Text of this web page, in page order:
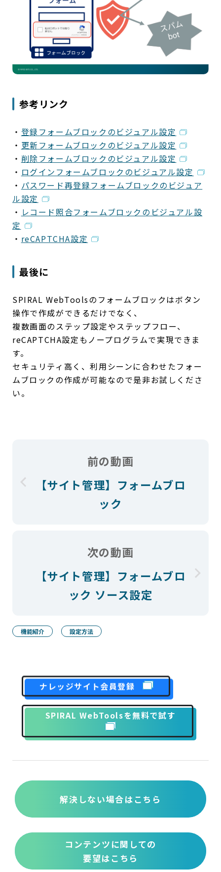
参考リンク
・ 登録フォームブロックのビジュアル設定
・ 更新フォームブロックのビジュアル設定
・ 削除フォームブロックのビジュアル設定
・ ログインフォームブロックのビジュアル設定
・ パスワード再登録フォームブロックのビジュア
ル設定
・ レコード照合フォームブロックのビジュアル設
定
・ reCAPTCHA設定
最後に
SPIRAL WebToolsのフォームブロックはボタン
操作で作成ができるだけでなく、
複数画面のステップ設定やステップフロー、
reCAPTCHA設定もノープログラムで実現できま
す。
セキュリティ高く、利用シーンに合わせたフォー
ムブロックの作成が可能なので是非お試しくださ
い。
前の動画
【サイト管理】フォームブロ
ック
次の動画
【サイト管理】フォームブロ
ック ソース設定
機能紹介 設定方法
ナレッジサイト会員登録
SPIRAL WebToolsを無料で試す
解決しない場合はこちら
コンテンツに関しての
要望はこちら